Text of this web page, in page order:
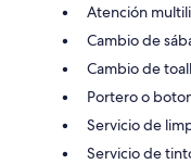
Atención
Cambio de
Cambio de
Portero o
Servicio de
Servicio de